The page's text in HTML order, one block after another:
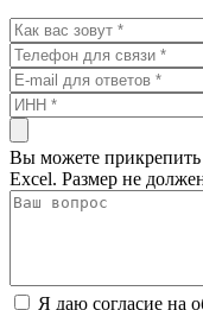
Вы можете
Excel. Размер не
Я даю согласие на